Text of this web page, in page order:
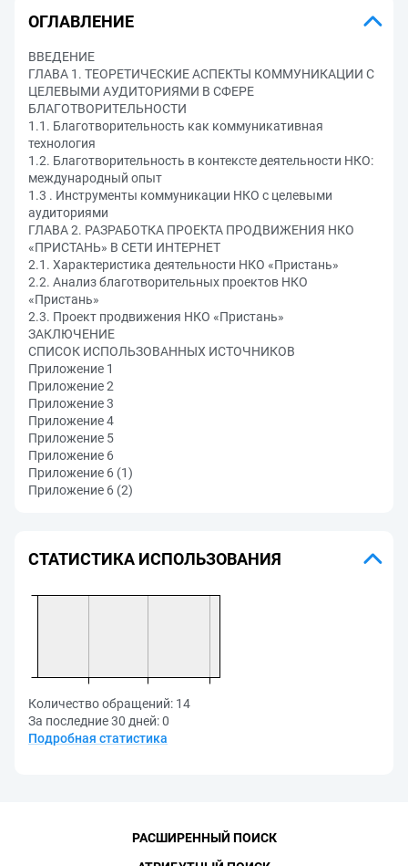
ОГЛАВЛЕНИЕ
ВВЕДЕНИЕ
ГЛАВА 1. ТЕОРЕТИЧЕСКИЕ АСПЕКТЫ КОММУНИКАЦИИ С
ЦЕЛЕВЫМИ АУДИТОРИЯМИ В СФЕРЕ
БЛАГОТВОРИТЕЛЬНОСТИ
1.1. Благотворительность как коммуникативная
технология
1.2. Благотворительность в контексте деятельности НКО:
международный опыт
1.3 . Инструменты коммуникации НКО с целевыми
аудиториями
ГЛАВА 2. РАЗРАБОТКА ПРОЕКТА ПРОДВИЖЕНИЯ НКО
«ПРИСТАНЬ» В СЕТИ ИНТЕРНЕТ
2.1. Характеристика деятельности НКО «Пристань»
2.2. Анализ благотворительных проектов НКО
«Пристань»
2.3. Проект продвижения НКО «Пристань»
ЗАКЛЮЧЕНИЕ
СПИСОК ИСПОЛЬЗОВАННЫХ ИСТОЧНИКОВ
Приложение 1
Приложение 2
Приложение 3
Приложение 4
Приложение 5
Приложение 6
Приложение 6 (1)
Приложение 6 (2)
СТАТИСТИКА ИСПОЛЬЗОВАНИЯ
Количество обращений: 14
За последние 30 дней:0
Подробная статистика
РАСШИРЕННЫЙ ПОИСК